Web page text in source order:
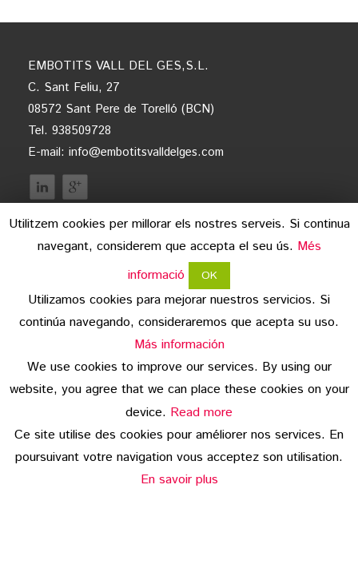
EMBOTITS VALL DEL GES,S.L.
C. Sant Feliu, 27
08572 Sant Pere de Torelló (BCN)
Tel. 938509728
E-mail: info@embotitsvalldelges.com
protección de datos
© 2026 Embotits Vall del Ges S.L.
Utilitzem cookies per millorar els nostres serveis. Si continua
navegant, considerem que accepta el seu ús. Més
informació
OK
Utilizamos cookies para mejorar nuestros servicios. Si
continúa navegando, consideraremos que acepta su uso.
Más información
We use cookies to improve our services. By using our
website, you agree that we can place these cookies on your
device. Read more
Ce site utilise des cookies pour améliorer nos services. En
poursuivant votre navigation vous acceptez son utilisation.
En savoir plus